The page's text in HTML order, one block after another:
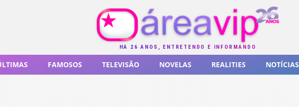
HÁ 26 ANOS, ENTRETENDO E INFORMANDO
FAMOSOS TELEVISÃO NOVELAS REALITIES NOTÍCIAS